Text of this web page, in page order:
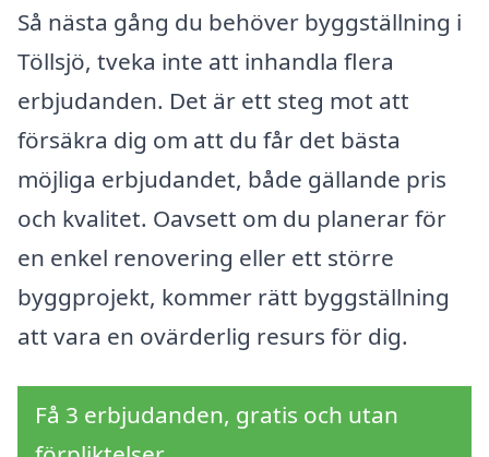
Så nästa gång du behöver byggställning i
Töllsjö, tveka inte att inhandla flera
erbjudanden. Det är ett steg mot att
försäkra dig om att du får det bästa
möjliga erbjudandet, både gällande pris
och kvalitet. Oavsett om du planerar för
en enkel renovering eller ett större
byggprojekt, kommer rätt byggställning
att vara en ovärderlig resurs för dig.
Få 3 erbjudanden, gratis och utan